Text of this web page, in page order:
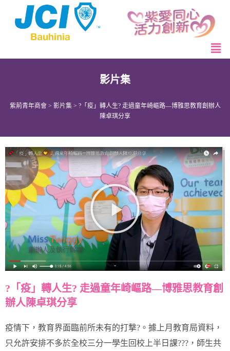
影片集
紫荊青年商會> 影片集> ?「疫」轉人生? 走過童年崎嶇路—博雅思教育創辦人
陳卓琪分享
?「疫」轉人生? 走過童年崎嶇路—博雅思教育創
辦人陳卓琪分享
疫情下，教育界面臨前所未有的打撃?。據上月教育局資料，
只允許安排不多於全校三分一學生回校上半日課??‍?，師生共